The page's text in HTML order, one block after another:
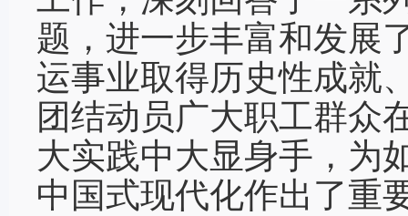
题，进一步丰富和发展
运事业取得历史性成就
团结动员广大职工群众
大实践中大显身手，为
中国式现代化作出了重